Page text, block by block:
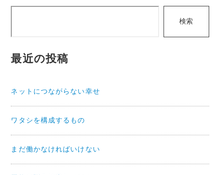
検索
最近の投稿
ネットにつながらない幸せ
ワタシを構成するもの
まだ働かなければいけない